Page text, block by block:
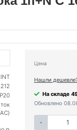
Цена
Нашли
На складе
Обновлено
-